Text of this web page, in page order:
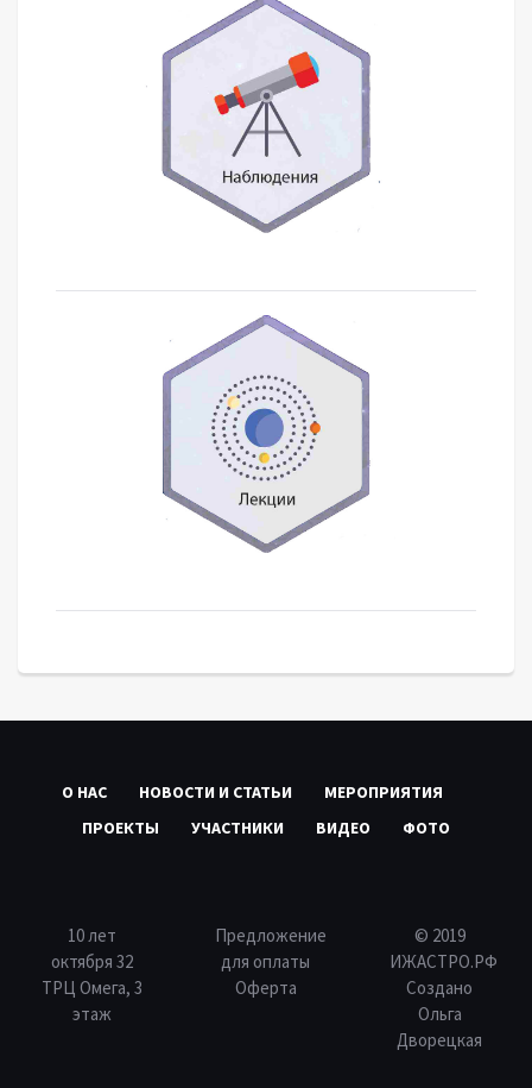
О НАС НОВОСТИ И СТАТЬИ
МЕРОПРИЯТИЯ
ПРОЕКТЫ
УЧАСТНИКИ ВИДЕО ФОТО
10 лет
октября 32
ТРЦ Омега, 3
этаж
Предложение
для оплаты
Оферта
© 2019
ИЖАСТРО.РФ
Создано
Ольга
Дворецкая